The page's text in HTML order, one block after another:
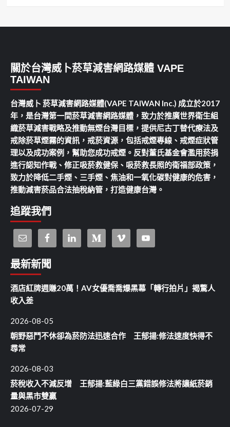
關於台灣威卜菸草減害網路媒體 VAPE
TAIWAN
台灣威卜 菸草減害網路媒體(VAPE TAIWAN Inc.) 成立於2017
年，是台灣第一間菸草減害網路媒體，致力於推廣世界衛生組
織菸草減害戰略及推動無煙台灣目標，提供尼古丁替代療法及
戒除菸草煙霧的資訊，戒菸資源，包括戒煙專線、戒煙症狀管
理以及成功案例，幫助您成功戒煙。反對董氏基金會濫用菸捐
進行認知作戰、修正吸菸救健保、吸菸救長照的衛福部政策，
致力於降低二手煙、三手煙、焦油和一氧化碳對健康的危害，
推動減害菸品合法抽稅納管，打造健康台灣。
追蹤我們
最新新聞
酒店紅牌週賺20萬！AV女優喬喬爆黑幕「轉行拍片」揭驚人
收入差
2026-08-05
朝野惡鬥不休卻為菸防法迅速合作 王郁揚:修法速度快得不
尋常
2026-08-03
菸稅收入不減反增 王郁揚:藍綠白三黨錯誤修法將讓紙菸銷
量與黑市雙贏
2026-07-29